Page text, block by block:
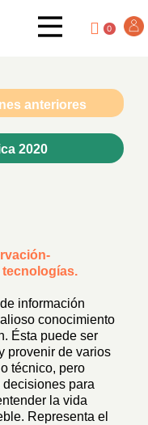
0
anteriores
2020
tecnologías.
información
conocimiento
Ésta puede ser
provenir de varios
técnico, pero
para
la vida
Representa el